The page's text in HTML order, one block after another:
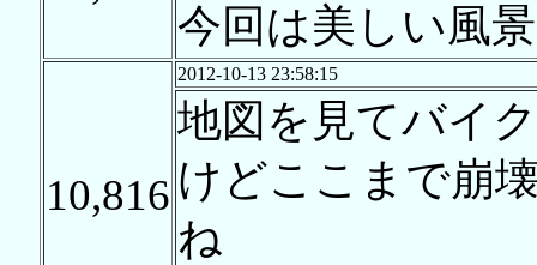
今回は美しい風
10,816
2012-10-13 23:58:15
地図を見てバイ
けどここまで崩
ね